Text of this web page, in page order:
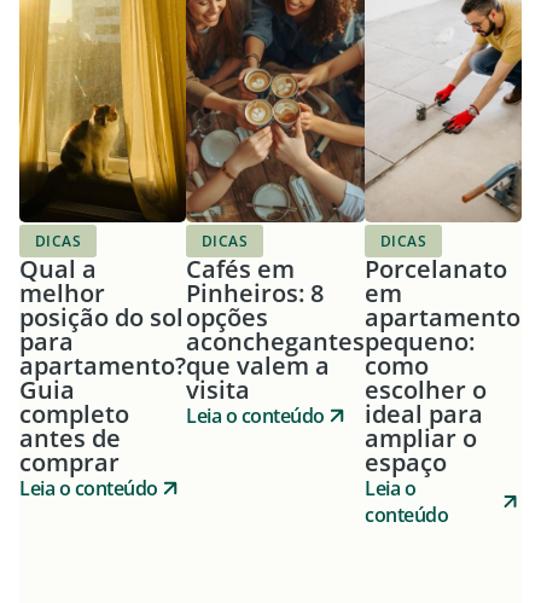
DICAS
Qual a
melhor
posição do sol
para
apartamento?
Guia
completo
antes de
comprar
Leia o conteúdo
DICAS
Cafés em
Pinheiros: 8
opções
aconchegantes
que valem a
visita
Leia o conteúdo
DICAS
Porcelanato
em
apartamento
pequeno:
como
escolher o
ideal para
ampliar o
espaço
Leia o
conteúdo